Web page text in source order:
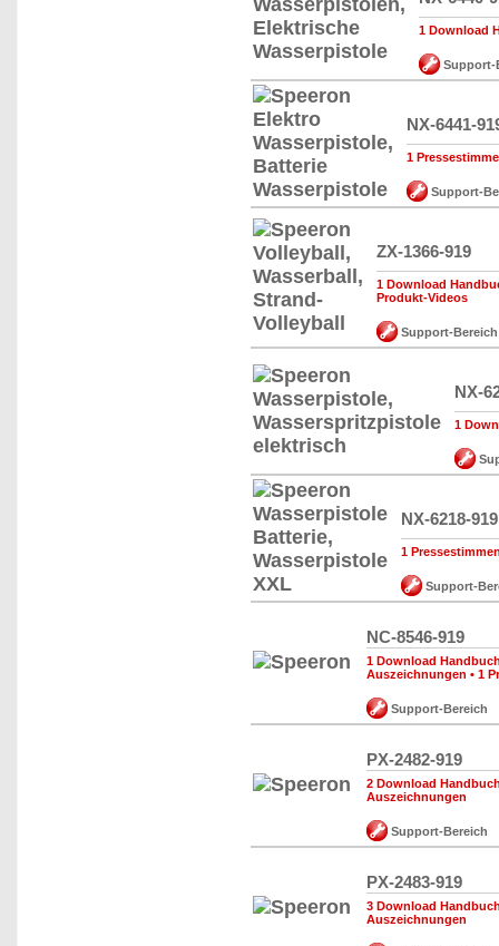
1 Download
Support-
NX-6441-
1
Support-
ZX-1366-919
1 Download
Produkt-Videos
Support-Bereich
NX-
1
NX-6218-919
1
Support-
NC-8546-919
1 Download
Auszeichnungen • 1
Support-Bereich
PX-2482-919
2 Download
Auszeichnungen
Support-Bereich
PX-2483-919
3 Download
Auszeichnungen